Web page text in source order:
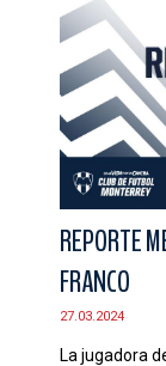
REPORTE
FRANCO
27.03.2024
La jugadora